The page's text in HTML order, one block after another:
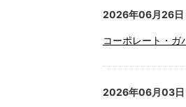
2026年06月26
コーポレート・
2026年06月03